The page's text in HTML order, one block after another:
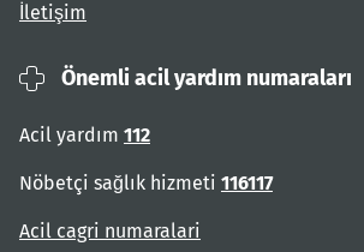
İletişim
Önemli acil yardım numaraları
Acil yardım 112
Nöbetçi sağlık hizmeti 116117
Acil cagri numaralari